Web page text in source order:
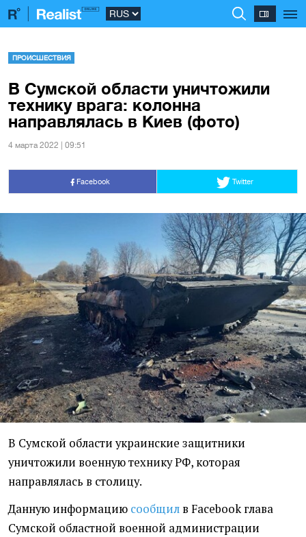
ПРОИСШЕСТВИЯ
В Сумской области уничтожили
технику врага: колонна
направлялась в Киев (фото)
4 марта 2022 | 09:51
Facebook Twitter
В Сумской области украинские защитники
уничтожили военную технику РФ, которая
направлялась в столицу.
Данную информацию сообщил в Facebook глава
Сумской областной военной администрации